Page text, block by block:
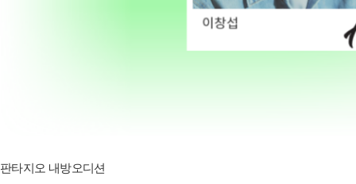
판타지오 내방오디션